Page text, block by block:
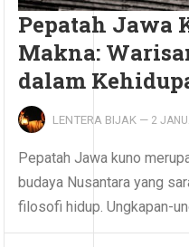
Pepatah Jawa
Makna:
dalam
LENTERA BIJAK — 2
Pepatah Jawa kuno
budaya Nusantara yang
filosofi hidup. Ungkapan-